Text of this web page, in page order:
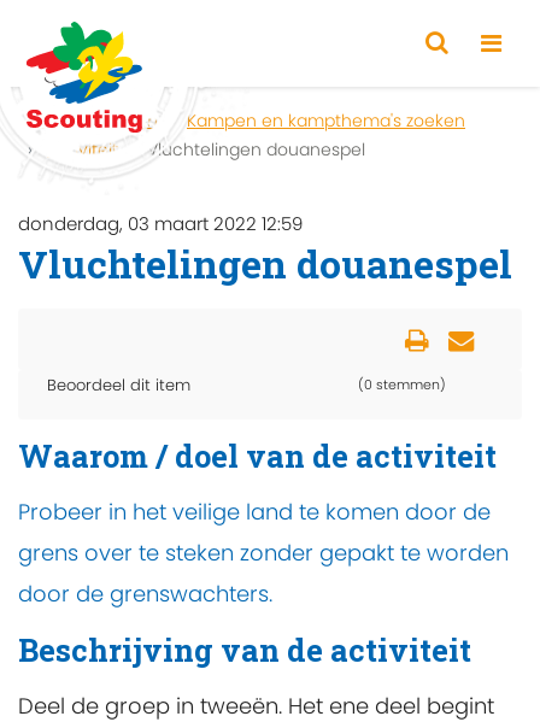
Home Zoeken
Kampen en kampthema's zoeken
Activiteit
Vluchtelingen douanespel
donderdag, 03 maart 2022 12:59
Vluchtelingen douanespel
Beoordeel dit item (0 stemmen)
Waarom / doel van de activiteit
Probeer in het veilige land te komen door de
grens over te steken zonder gepakt te worden
door de grenswachters.
Beschrijving van de activiteit
Deel de groep in tweeën. Het ene deel begint